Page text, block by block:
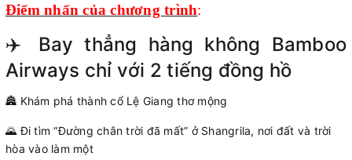
Điểm nhấn của chương trình:
✈️ Bay thẳng hàng không Bamboo
Airways chỉ với 2 tiếng đồng hồ
🏯 Khám phá thành cổ Lệ Giang thơ mộng
🌄 Đi tìm “Đường chân trời đã mất” ở Shangrila, nơi đất và trời
hòa vào làm một